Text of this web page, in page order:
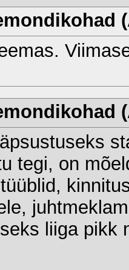
tegi, on
liiga pikk